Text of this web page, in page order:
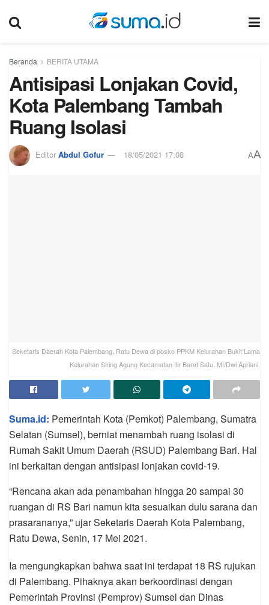
Beranda BERITA UTAMA
Antisipasi Lonjakan Covid,
Kota Palembang Tambah
Ruang Isolasi
Editor Abdul Gofur 18/05/2021 17:08 AA
Seketaris Daerah Kota Palembang, Ratu Dewa di posko PPKM Kelurahan Bukit Lama
Kelurahan Siring Agung Kecamatan Ilir Barat Satu. MI/Dwi Apriani.
Suma.id: Pemerintah Kota (Pemkot) Palembang, Sumatra
Selatan (Sumsel), berniat menambah ruang isolasi di
Rumah Sakit Umum Daerah (RSUD) Palembang Bari. Hal
ini berkaitan dengan antisipasi lonjakan covid-19.
“Rencana akan ada penambahan hingga 20 sampai 30
ruangan di RS Bari namun kita sesuaikan dulu sarana dan
prasarananya,” ujar Seketaris Daerah Kota Palembang,
Ratu Dewa, Senin, 17 Mei 2021.
Ia mengungkapkan bahwa saat ini terdapat 18 RS rujukan
di Palembang. Pihaknya akan berkoordinasi dengan
Pemerintah Provinsi (Pemprov) Sumsel dan Dinas